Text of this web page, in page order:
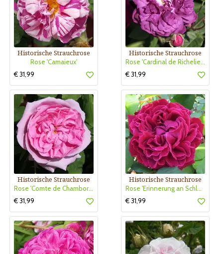
Historische Strauchrose
Rose 'Camaieux'
€ 31,99
Historische Strauchrose
Rose 'Cardinal de Richelieu' (gall)
€ 31,99
Historische Strauchrose
Rose 'Comte de Chambord' (Portland)
€ 31,99
Historische Strauchrose
Rose 'Erinnerung an Schloß Scharfenstein'
€ 31,99